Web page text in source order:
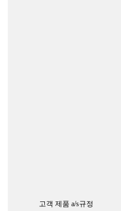
고객 제품 a/s규정